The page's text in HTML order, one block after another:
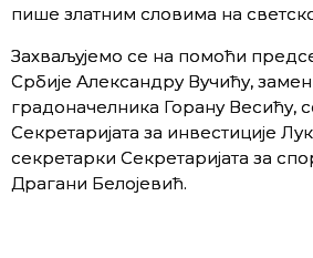
пише златним словима на
Захваљујемо се на помоћи
Србије Александру Вучићу,
градоначелника Горану Весићу,
Секретаријата за инвестиције
секретарки Секретаријата за
Дрaгaни Бeлojeвић.